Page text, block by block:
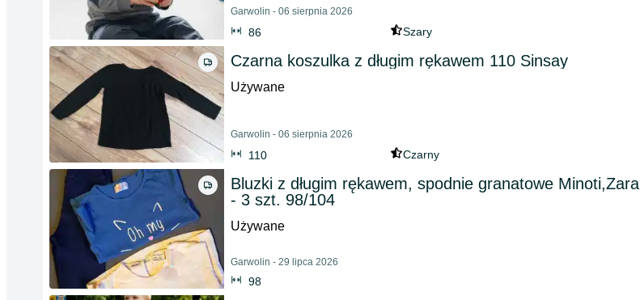
Garwolin - 06 sierpnia 2026
86 Szary
Czarna koszulka z długim rękawem 110 Sinsay
Używane
Garwolin - 06 sierpnia 2026
110 Czarny
Bluzki z długim rękawem, spodnie granatowe Minoti,Zara
- 3 szt. 98/104
Używane
Garwolin - 29 lipca 2026
98